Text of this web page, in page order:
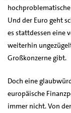
Und der Euro geht
es stattdessen eine
weiterhin
Großkonzerne gibt.
Doch eine
europäische
immer nicht. Von